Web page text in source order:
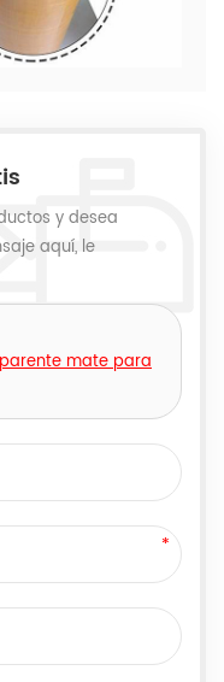
y desea
aquí, le
mate para